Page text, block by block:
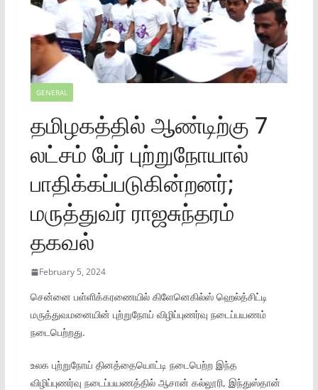
GENERAL
தமிழகத்தில் ஆண்டிற்கு 7
லட்சம் பேர் புற்றுநோயால்
பாதிக்கப்படுகின்றனர்;
மருத்துவர் ராஜசுந்தரம்
தகவல்
February 5, 2024
சென்னை பள்ளிக்கரணையில் கிளேனெகில்ஸ் ஹெல்த்சிட்டி
மருத்துவமனையின் புற்றுநோய் விழிப்புணர்வு நடைப்பயணம்
நடைபெற்றது.
உலக புற்றுநோய் தினத்தையொட்டி நடைபெற்ற இந்த
விழிப்புணர்வு நடைப்பயணத்தில் ஆசான் கல்லூரி, இந்துஸ்தான்